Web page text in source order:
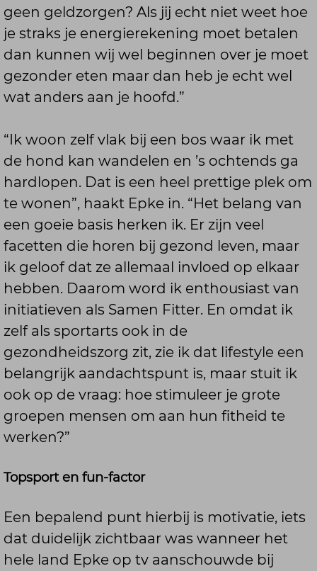
geen geldzorgen? Als jij echt niet weet hoe
je straks je energierekening moet betalen
dan kunnen wij wel beginnen over je moet
gezonder eten maar dan heb je echt wel
wat anders aan je hoofd.”
“Ik woon zelf vlak bij een bos waar ik met
de hond kan wandelen en ’s ochtends ga
hardlopen. Dat is een heel prettige plek om
te wonen”, haakt Epke in. “Het belang van
een goeie basis herken ik. Er zijn veel
facetten die horen bij gezond leven, maar
ik geloof dat ze allemaal invloed op elkaar
hebben. Daarom word ik enthousiast van
initiatieven als Samen Fitter. En omdat ik
zelf als sportarts ook in de
gezondheidszorg zit, zie ik dat lifestyle een
belangrijk aandachtspunt is, maar stuit ik
ook op de vraag: hoe stimuleer je grote
groepen mensen om aan hun fitheid te
werken?”
Topsport en fun-factor
Een bepalend punt hierbij is motivatie, iets
dat duidelijk zichtbaar was wanneer het
hele land Epke op tv aanschouwde bij